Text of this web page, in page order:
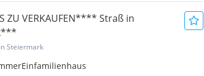
ZU VERKAUFEN**** Straß in
Steiermark
Einfamilienhaus